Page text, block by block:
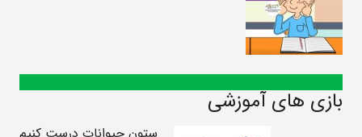
بازی های آموزشی